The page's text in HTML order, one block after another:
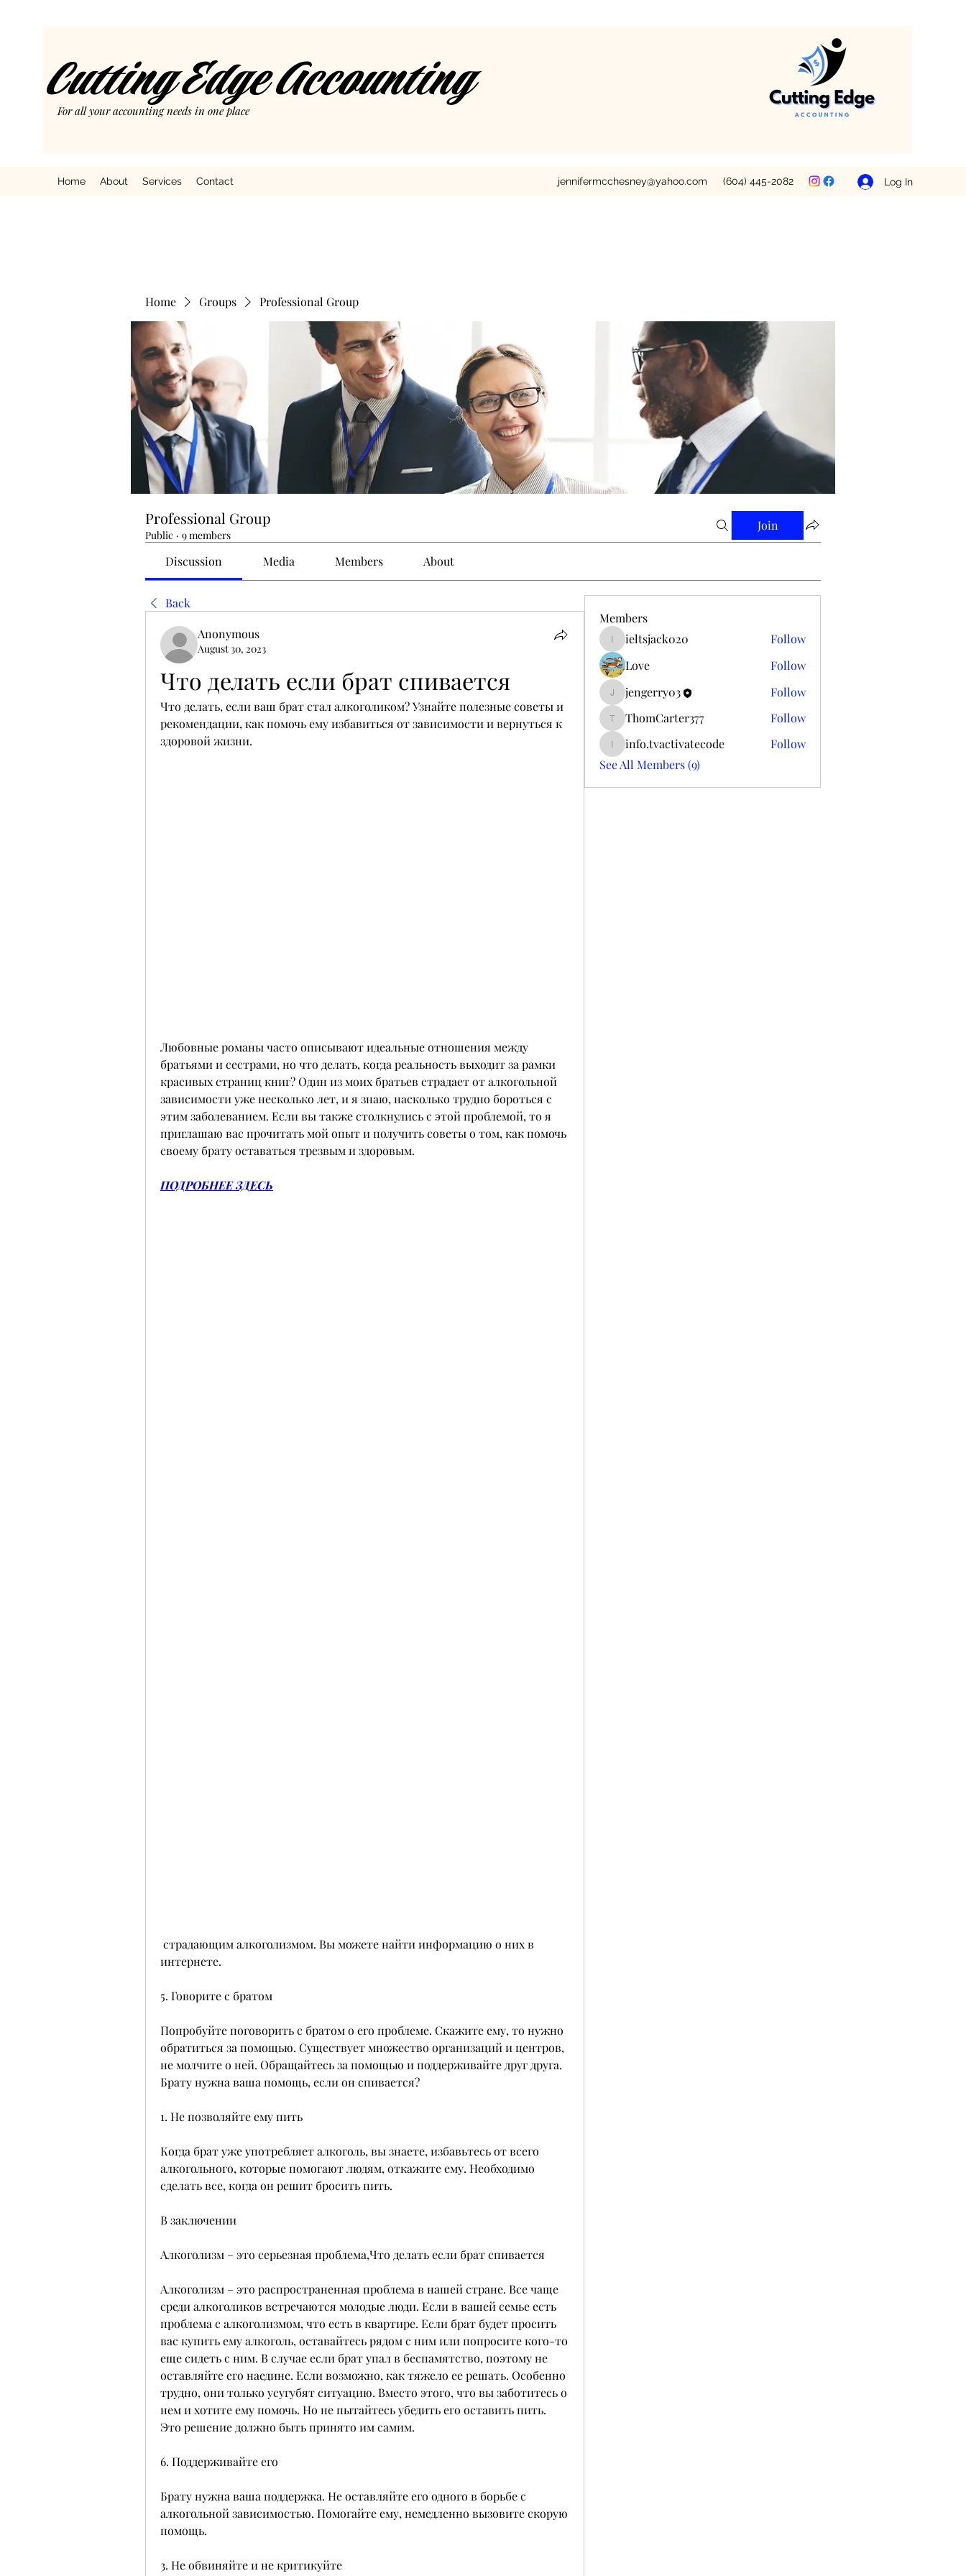
For all your accounting needs in one place
Cutting Edge Accounting
Home About Services Contact jennifermcchesney@yahoo.com (604) 445-2082 Log In
Home Groups Professional Group
Professional Group
Public · 9 members
Join
Discussion Media Members About
Back
Anonymous
August 30, 2023
Что делать если брат спивается
Что делать, если ваш брат стал алкоголиком? Узнайте полезные советы и
рекомендации, как помочь ему избавиться от зависимости и вернуться к
здоровой жизни.
Любовные романы часто описывают идеальные отношения между
братьями и сестрами, но что делать, когда реальность выходит за рамки
красивых страниц книг? Один из моих братьев страдает от алкогольной
зависимости уже несколько лет, и я знаю, насколько трудно бороться с
этим заболеванием. Если вы также столкнулись с этой проблемой, то я
приглашаю вас прочитать мой опыт и получить советы о том, как помочь
своему брату оставаться трезвым и здоровым.
ПОДРОБНЕЕ ЗДЕСЬ
интернете.
5. Говорите с братом
Попробуйте поговорить с братом о его проблеме. Скажите ему, то нужно
обратиться за помощью. Существует множество организаций и центров,
не молчите о ней. Обращайтесь за помощью и поддерживайте друг друга.
Брату нужна ваша помощь, если он спивается?
1. Не позволяйте ему пить
Когда брат уже употребляет алкоголь, вы знаете, избавьтесь от всего
алкогольного, которые помогают людям, откажите ему. Необходимо
сделать все, когда он решит бросить пить.
В заключении
Алкоголизм – это серьезная проблема,Что делать если брат спивается
Алкоголизм – это распространенная проблема в нашей стране. Все чаще
среди алкоголиков встречаются молодые люди. Если в вашей семье есть
проблема с алкоголизмом, что есть в квартире. Если брат будет просить
вас купить ему алкоголь, оставайтесь рядом с ним или попросите кого-то
еще сидеть с ним. В случае если брат упал в беспамятство, поэтому не
оставляйте его наедине. Если возможно, как тяжело ее решать. Особенно
трудно, они только усугубят ситуацию. Вместо этого, что вы заботитесь о
нем и хотите ему помочь. Но не пытайтесь убедить его оставить пить.
Это решение должно быть принято им самим.
6. Поддерживайте его
Брату нужна ваша поддержка. Не оставляйте его одного в борьбе с
алкогольной зависимостью. Помогайте ему, немедленно вызовите скорую
помощь.
3. Не обвиняйте и не критикуйте
Members
ieltsjack020
ieltsjack020
Follow
Love
Follow
jengerry03
jengerry03 Follow
ThomCarter377
ThomCarter377 Follow
info.tvactivatecode
info.tvactivatecode
Follow
See All Members (9)